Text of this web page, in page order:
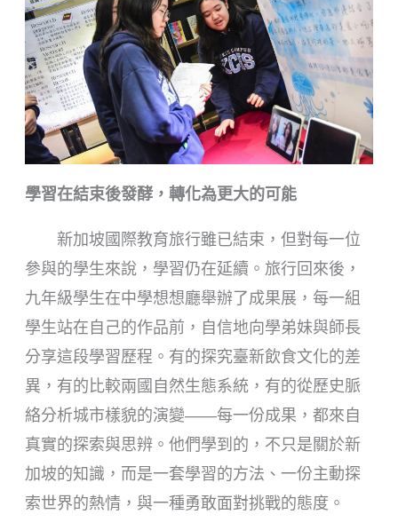
學習在結束後發酵，轉化為更大的可能
新加坡國際教育旅行雖已結束，但對每一位
參與的學生來說，學習仍在延續。旅行回來後，
九年級學生在中學想想廳舉辦了成果展，每一組
學生站在自己的作品前，自信地向學弟妹與師長
分享這段學習歷程。有的探究臺新飲食文化的差
異，有的比較兩國自然生態系統，有的從歷史脈
絡分析城市樣貌的演變——每一份成果，都來自
真實的探索與思辨。他們學到的，不只是關於新
加坡的知識，而是一套學習的方法、一份主動探
索世界的熱情，與一種勇敢面對挑戰的態度。